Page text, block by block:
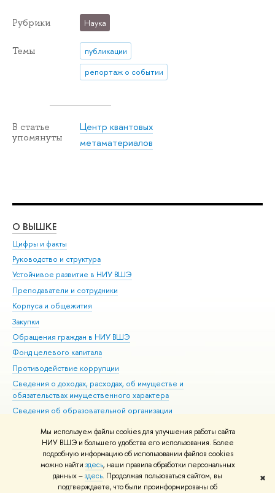
Мы используем файлы cookies для улучшения работы сайта
НИУ ВШЭ и большего удобства его использования. Более
подробную информацию об использовании файлов cookies
можно найти здесь, наши правила обработки персональных
данных –здесь. Продолжая пользоваться сайтом, вы
подтверждаете, что были проинформированы об
✖
Рубрики Наука
Темы
публикации
репортаж о событии
В статье
упомянуты
Центр квантовых
метаматериалов
О ВЫШКЕ
Цифры и факты
Руководство и структура
Устойчивое развитие в НИУ ВШЭ
Преподаватели и сотрудники
Корпуса и общежития
Закупки
Обращения граждан в НИУ ВШЭ
Фонд целевого капитала
Противодействие коррупции
Сведения о доходах, расходах, об имуществе и
обязательствах имущественного характера
Сведения об образовательной организации
Людям с ограниченными возможностями здоровья
Единая платежная страница
Работа в Вышке